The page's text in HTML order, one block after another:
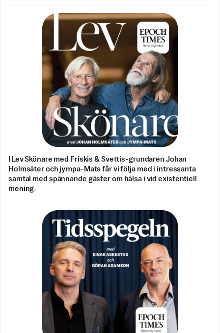
I Lev Skönare med Friskis & Svettis-grundaren Johan
Holmsäter och jympa-Mats får vi följa med i intressanta
samtal med spännande gäster om hälsa i vid existentiell
mening.